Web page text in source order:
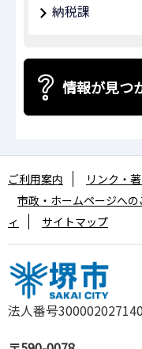
納税課
情報が見つ
法人番号
ご利用案内 リンク・
市政・ホームページへ
ィ
サイトマップ